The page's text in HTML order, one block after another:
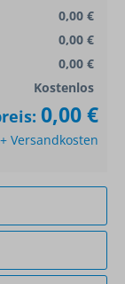
0,00 €
0,00 €
0,00 €
Kostenlos
0,00 €
Versandkosten